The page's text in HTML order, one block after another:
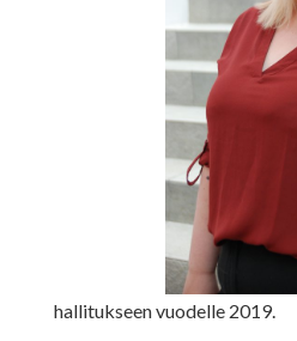
hallitukseen vuodelle 2019.